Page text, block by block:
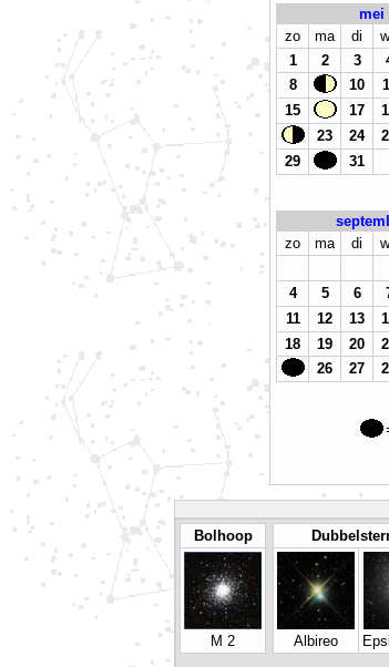
mei
zo
ma di
1
2 3
8
10
15
17
23
24
29
31
zo
ma di
4
5 6
11
12 13
18
19 20
26
27
Bolhoop
M 2 Albireo